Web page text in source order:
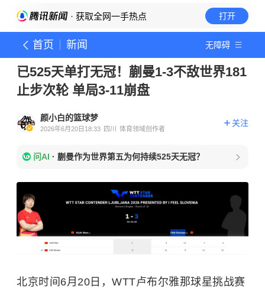
· 获取全网一手热点 打开
首页 新闻 无障碍
已525天单打无冠！蒯曼1-3不敌世界181
止步次轮 单局3-11崩盘
颜小白的篮球梦
2026年6月20日18:33 四川 体育领域创作者
关注
问AI · 蒯曼作为世界第五为何持续525天无冠？
北京时间6月20日，WTT卢布尔雅那球星挑战赛